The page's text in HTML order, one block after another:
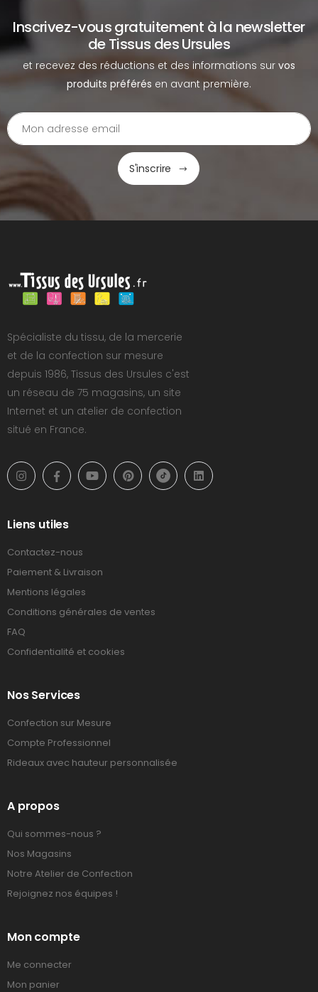
Inscrivez-vous gratuitement à la newsletter
de Tissus des Ursules
et recevez des réductions et des informations sur vos
produits préférés en avant première.
S'inscrire
Spécialiste du tissu, de la mercerie
et de la confection sur mesure
depuis 1986, Tissus des Ursules c'est
un réseau de 75 magasins, un site
Internet et un atelier de confection
situé en France.
Liens utiles
Contactez-nous
Paiement & Livraison
Mentions légales
Conditions générales de ventes
FAQ
Confidentialité et cookies
Nos Services
Confection sur Mesure
Compte Professionnel
Rideaux avec hauteur personnalisée
A propos
Qui sommes-nous ?
Nos Magasins
Notre Atelier de Confection
Rejoignez nos équipes !
Mon compte
Me connecter
Mon panier